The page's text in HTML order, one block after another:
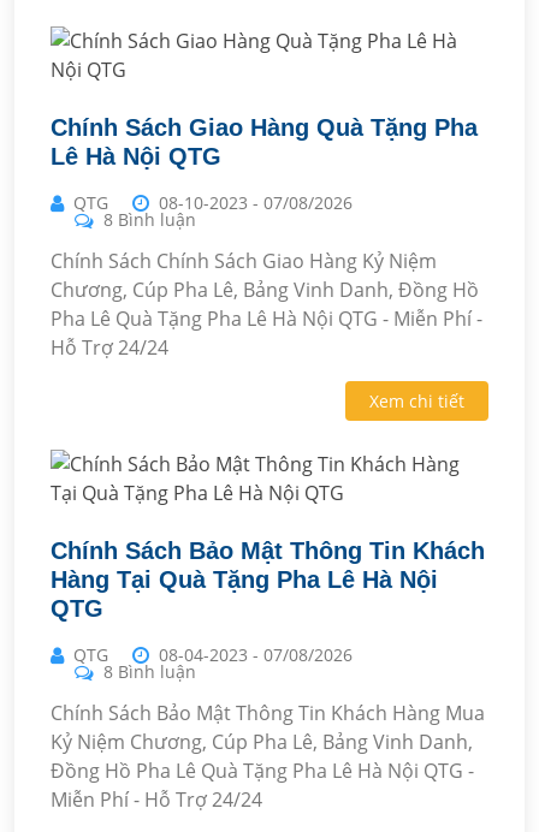
Chính Sách Giao Hàng Quà Tặng Pha
Lê Hà Nội QTG
QTG 08-10-2023 - 07/08/2026
8 Bình luận
Chính Sách Chính Sách Giao Hàng Kỷ Niệm
Chương, Cúp Pha Lê, Bảng Vinh Danh, Đồng Hồ
Pha Lê Quà Tặng Pha Lê Hà Nội QTG - Miễn Phí -
Hỗ Trợ 24/24
Xem chi tiết
Chính Sách Bảo Mật Thông Tin Khách
Hàng Tại Quà Tặng Pha Lê Hà Nội
QTG
QTG 08-04-2023 - 07/08/2026
8 Bình luận
Chính Sách Bảo Mật Thông Tin Khách Hàng Mua
Kỷ Niệm Chương, Cúp Pha Lê, Bảng Vinh Danh,
Đồng Hồ Pha Lê Quà Tặng Pha Lê Hà Nội QTG -
Miễn Phí - Hỗ Trợ 24/24